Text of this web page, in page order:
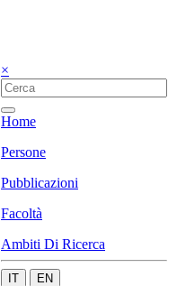
×
Home
Persone
Pubblicazioni
Facoltà
Ambiti Di Ricerca
IT EN